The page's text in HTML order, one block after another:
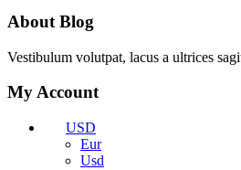
About Blog
Vestibulum volutpat, lacus a ultrices
My Account
USD
Eur
Usd